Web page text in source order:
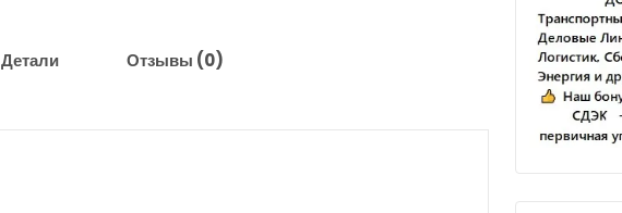
5
Детали Отзывы (0)